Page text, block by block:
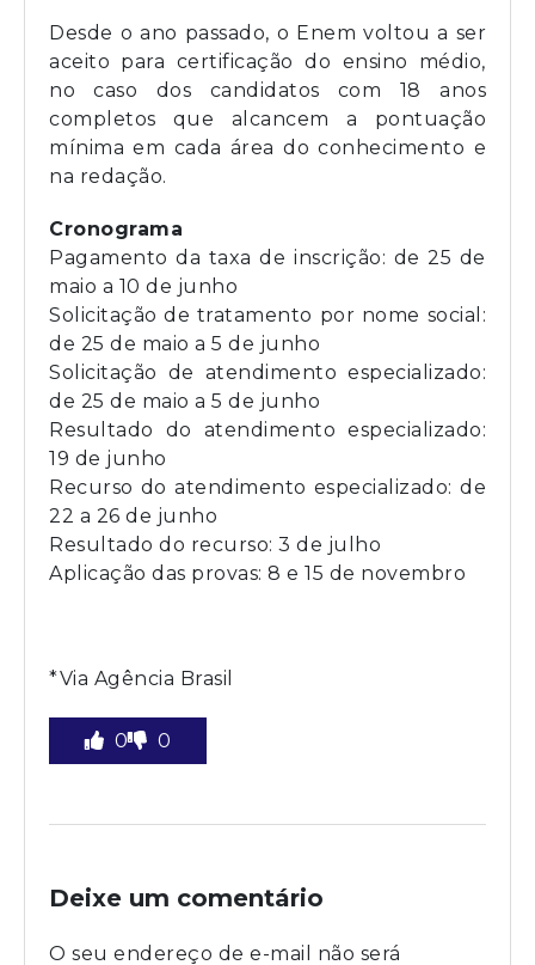
Desde o ano passado, o Enem voltou a ser
aceito para certificação do ensino médio,
no caso dos candidatos com 18 anos
completos que alcancem a pontuação
mínima em cada área do conhecimento e
na redação.
Cronograma
Pagamento da taxa de inscrição: de 25 de
maio a 10 de junho
Solicitação de tratamento por nome social:
de 25 de maio a 5 de junho
Solicitação de atendimento especializado:
de 25 de maio a 5 de junho
Resultado do atendimento especializado:
19 de junho
Recurso do atendimento especializado: de
22 a 26 de junho
Resultado do recurso: 3 de julho
Aplicação das provas: 8 e 15 de novembro
*Via Agência Brasil
0 0
Deixe um comentário
O seu endereço de e-mail não será